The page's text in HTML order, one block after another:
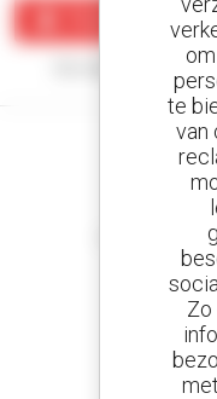
Maak een
Uw zoekopdracht
en ontvang
te
van
Zo